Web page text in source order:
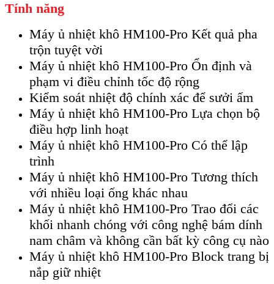
Tính năng
Máy ủ nhiệt khô HM100-Pro Kết quả pha
trộn tuyệt vời
Máy ủ nhiệt khô HM100-Pro Ổn định và
phạm vi điều chỉnh tốc độ rộng
Kiểm soát nhiệt độ chính xác để sưởi ấm
Máy ủ nhiệt khô HM100-Pro Lựa chọn bộ
điều hợp linh hoạt
Máy ủ nhiệt khô HM100-Pro Có thể lập
trình
Máy ủ nhiệt khô HM100-Pro Tương thích
với nhiều loại ống khác nhau
Máy ủ nhiệt khô HM100-Pro Trao đổi các
khối nhanh chóng với công nghệ bám dính
nam châm và không cần bất kỳ công cụ nào
Máy ủ nhiệt khô HM100-Pro Block trang bị
nắp giữ nhiệt